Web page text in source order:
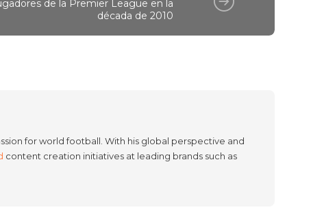
de la Premier League en la
década de 2010
for world football. With his global perspective and
content creation initiatives at leading brands such as